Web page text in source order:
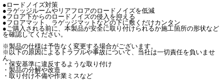
●ロードノイズ対策
●ラゲッジルームやリアフロアのロードノイズを低減
●フロア下からのロードノイズの侵入を抑える
●フロアマット、ラゲッジマットなどの下に敷くだけカンタン
●ご購入される前に、本製品が安全に取り付けられるか施工箇所の形状など
を確認してください。
※製品の仕様は予告なく変更する場合がございます。
※以下の原因によるトラブルや事故について、当社は一切責任を負いませ
ん。
・保安基準に違反するような取り付け
・製品の分解や改造
・取り付け不備や作業ミスなど